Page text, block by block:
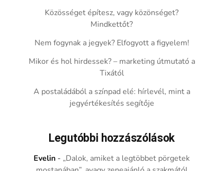
Közösséget építesz, vagy közönséget?
Mindkettőt?
Nem fogynak a jegyek? Elfogyott a figyelem!
Mikor és hol hirdessek? – marketing útmutató a
Tixától
A postaládából a színpad elé: hírlevél, mint a
jegyértékesítés segítője
Legutóbbi hozzászólások
Evelin - „Dalok, amiket a legtöbbet pörgetek